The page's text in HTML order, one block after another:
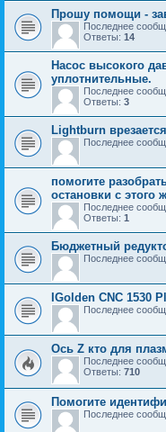
Прошу помощи -
Последнее
Ответы: 14
Насос высокого
уплотнительные.
Последнее
Ответы: 3
Lightburn
Последнее
помогите
остановки с этого
Последнее
Ответы: 1
Бюджетный
Последнее
IGolden CNC 1530
Последнее
Ось Z кто для
Последнее
Ответы: 710
Помогите
Последнее